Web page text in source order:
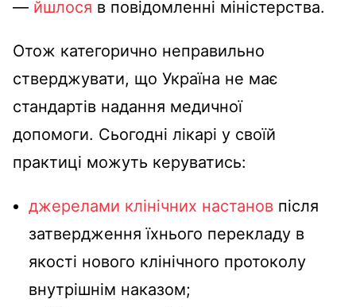
— йшлося в повідомленні міністерства.
Отож категорично неправильно
стверджувати, що Україна не має
стандартів надання медичної
допомоги. Сьогодні лікарі у своїй
практиці можуть керуватись:
джерелами клінічних настанов після
затвердження їхнього перекладу в
якості нового клінічного протоколу
внутрішнім наказом;